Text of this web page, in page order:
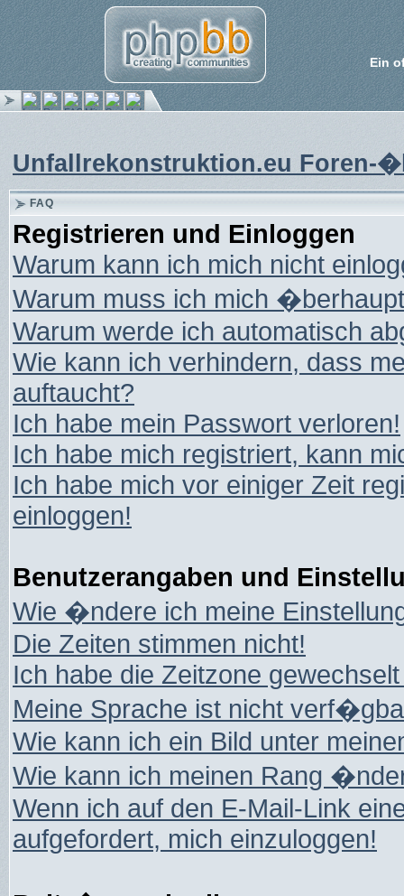
Ein
Unfallrekonstruktion.eu Foren-
FAQ
Registrieren und Einloggen
Warum kann ich mich nicht
Warum muss ich mich
Warum werde ich automatisch
Wie kann ich verhindern, dass
auftaucht?
Ich habe mein Passwort verloren!
Ich habe mich registriert, kann
Ich habe mich vor einiger Zeit
einloggen!
Benutzerangaben und
Wie �ndere ich meine
Die Zeiten stimmen nicht!
Ich habe die Zeitzone
Meine Sprache ist nicht
Wie kann ich ein Bild unter
Wie kann ich meinen Rang
Wenn ich auf den E-Mail-Link
aufgefordert, mich einzuloggen!